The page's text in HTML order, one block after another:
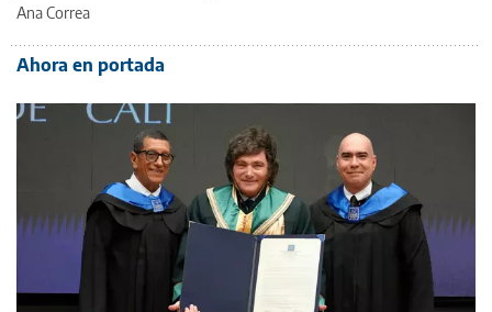
Ana Correa
Ahora en portada